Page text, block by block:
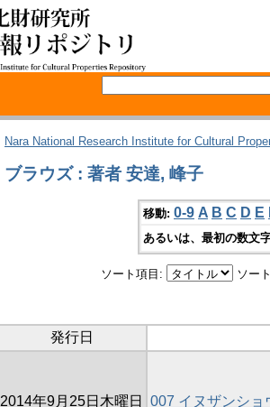
Nara National Research Institute for Cultural
ブラウズ : 著者 安達, 峰子
移動: 0-9 A B C D E
あるいは、最初の数文
ソート項目: ソー
発行日
2014年9月25日木曜日 007 イヌザンショ